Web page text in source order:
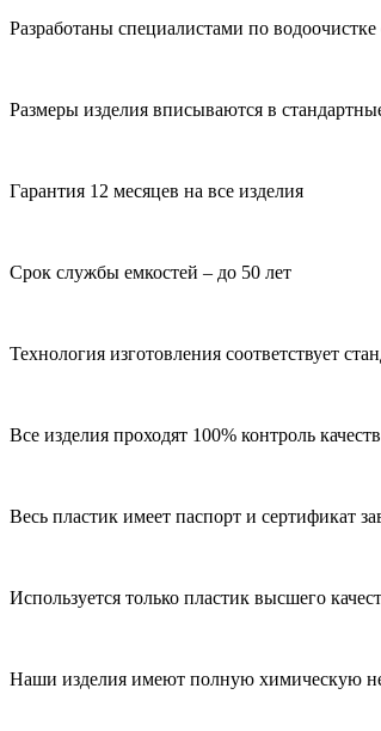
Разработаны специалистами по
Размеры изделия вписываются в
Гарантия 12 месяцев на все изделия
Срок службы емкостей – до 50 лет
Технология изготовления соответствует
Все изделия проходят 100% контроль
Весь пластик имеет паспорт и сертификат
Используется только пластик высшего
Наши изделия имеют полную химическую